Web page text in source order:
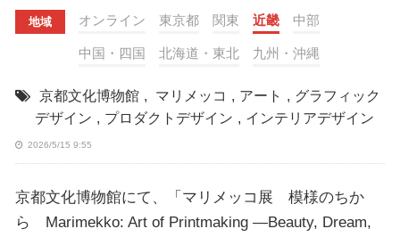
地域 オンライン 東京都 関東 近畿 中部
中国・四国 北海道・東北 九州・沖縄
京都文化博物館 , マリメッコ , アート , グラフィック
デザイン , プロダクトデザイン , インテリアデザイン
2026/5/15 9:55
京都文化博物館にて、「マリメッコ展 模様のちか
ら Marimekko: Art of Printmaking ―Beauty, Dream,